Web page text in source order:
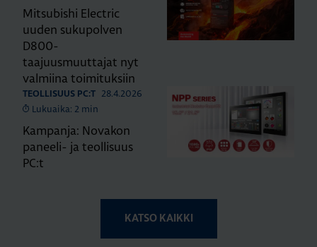
Mitsubishi Electric
uuden sukupolven
D800-
taajuusmuuttajat nyt
valmiina toimituksiin
TEOLLISUUS PC:T
28.4.2026
Lukuaika: 2 min
Kampanja: Novakon
paneeli- ja teollisuus
PC:t
KATSO KAIKKI